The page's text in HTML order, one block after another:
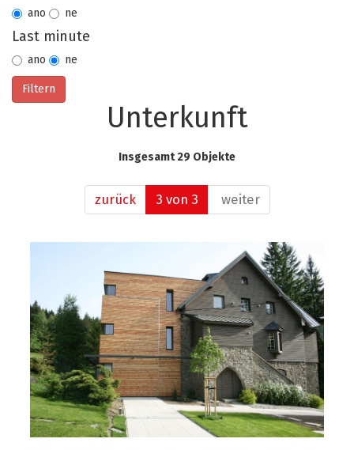
ano ne
Last minute
ano ne
Unterkunft
Insgesamt 29 Objekte
zurück 3 von 3 weiter